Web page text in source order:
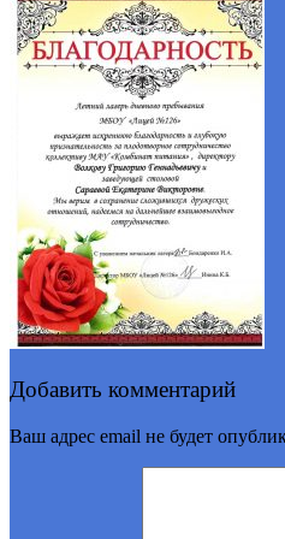
Добавить комментарий
Ваш адрес email не будет